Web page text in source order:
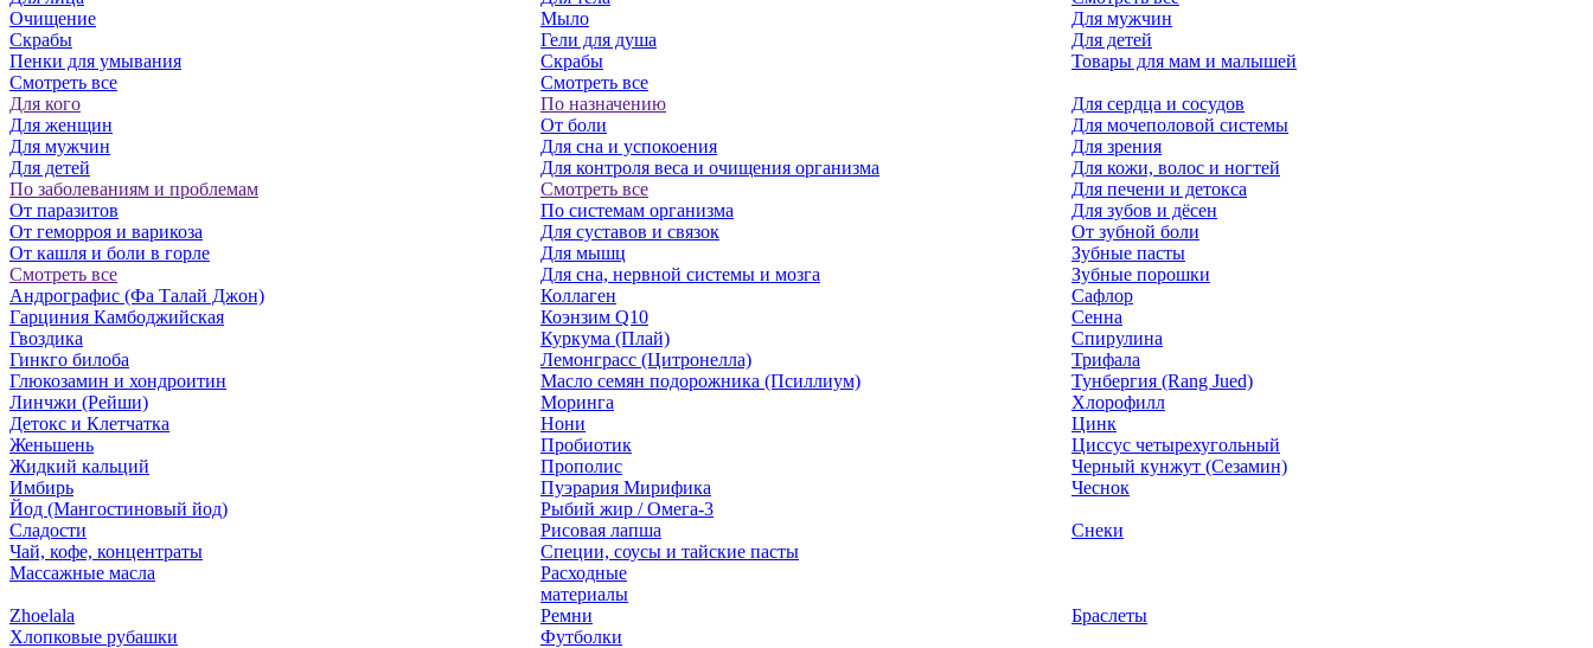
Очищение
Скрабы
Пенки для умывания
Смотреть все
Мыло
Гели для душа
Скрабы
Смотреть все
Для мужчин
Для детей
Товары для мам и малышей
Для кого
Для женщин
Для мужчин
Для детей
По заболеваниям и проблемам
От паразитов
Oт геморроя и варикоза
От кашля и боли в горле
Смотреть все
По назначению
От боли
Для сна и успокоения
Для контроля веса и очищения организма
Смотреть все
По системам организма
Для суставов и связок
Для мышц
Для сна, нервной системы и мозга
Для сердца и сосудов
Для мочеполовой системы
Для зрения
Для кожи, волос и ногтей
Для печени и детокса
Для зубов и дёсен
От зубной боли
Зубные пасты
Зубные порошки
Андрографис (Фа Талай Джон)
Гарциния Камбоджийская
Гвоздика
Гинкго билоба
Глюкозамин и хондроитин
Линчжи (Рейши)
Детокс и Клетчатка
Женьшень
Жидкий кальций
Имбирь
Йод (Мангостиновый йод)
Коллаген
Коэнзим Q10
Куркума (Плай)
Лемонграсс (Цитронелла)
Масло семян подорожника (Псиллиум)
Моринга
Нони
Пробиотик
Прополис
Пуэрария Мирифика
Рыбий жир / Омега-3
Сафлор
Сенна
Спирулина
Трифала
Тунбергия (Rang Jued)
Хлорофилл
Цинк
Циссус четырехугольный
Черный кунжут (Сезамин)
Чеснок
Сладости
Чай, кофе, концентраты
Рисовая лапша
Специи, соусы и тайские пасты
Снеки
Массажные масла
Расходные
материалы
Zhoelala
Хлопковые рубашки
Ремни
Футболки
Браслеты